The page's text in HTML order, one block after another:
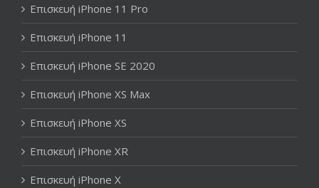
Επισκευή iPhone 11 Pro
Επισκευή iPhone 11
Επισκευή iPhone SE 2020
Επισκευή iPhone XS Max
Επισκευή iPhone XS
Επισκευή iPhone XR
Επισκευή iPhone X